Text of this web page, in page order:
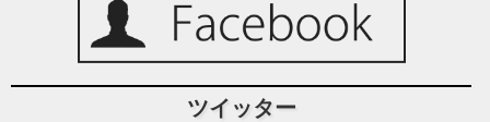
ツイッター